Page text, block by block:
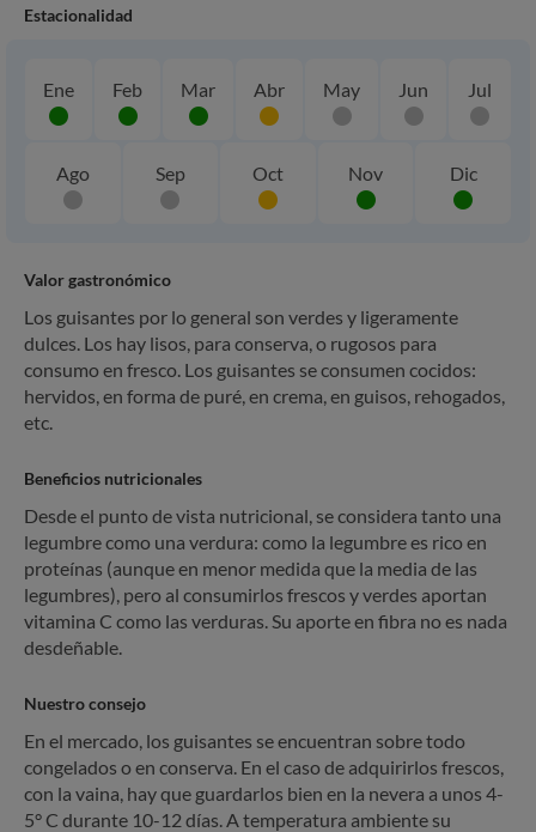
Estacionalidad
Ene Feb Mar Abr May Jun Jul
Ago Sep Oct Nov Dic
Valor gastronómico
Los guisantes por lo general son verdes y ligeramente
dulces. Los hay lisos, para conserva, o rugosos para
consumo en fresco. Los guisantes se consumen cocidos:
hervidos, en forma de puré, en crema, en guisos, rehogados,
etc.
Beneficios nutricionales
Desde el punto de vista nutricional, se considera tanto una
legumbre como una verdura: como la legumbre es rico en
proteínas (aunque en menor medida que la media de las
legumbres), pero al consumirlos frescos y verdes aportan
vitamina C como las verduras. Su aporte en fibra no es nada
desdeñable.
Nuestro consejo
En el mercado, los guisantes se encuentran sobre todo
congelados o en conserva. En el caso de adquirirlos frescos,
con la vaina, hay que guardarlos bien en la nevera a unos 4-
5° C durante 10-12 días. A temperatura ambiente su